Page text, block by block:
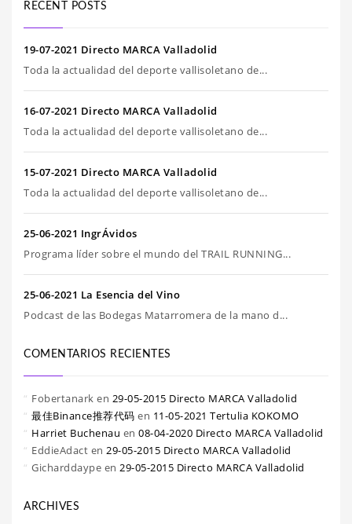
RECENT POSTS
19-07-2021 Directo MARCA Valladolid
Toda la actualidad del deporte vallisoletano de...
16-07-2021 Directo MARCA Valladolid
Toda la actualidad del deporte vallisoletano de...
15-07-2021 Directo MARCA Valladolid
Toda la actualidad del deporte vallisoletano de...
25-06-2021 IngrÁvidos
Programa líder sobre el mundo del TRAIL RUNNING...
25-06-2021 La Esencia del Vino
Podcast de las Bodegas Matarromera de la mano d...
COMENTARIOS RECIENTES
Fobertanark en 29-05-2015 Directo MARCA Valladolid
最佳Binance推荐代码 en 11-05-2021 Tertulia KOKOMO
Harriet Buchenau en 08-04-2020 Directo MARCA Valladolid
EddieAdact en 29-05-2015 Directo MARCA Valladolid
Gicharddaype en 29-05-2015 Directo MARCA Valladolid
ARCHIVES